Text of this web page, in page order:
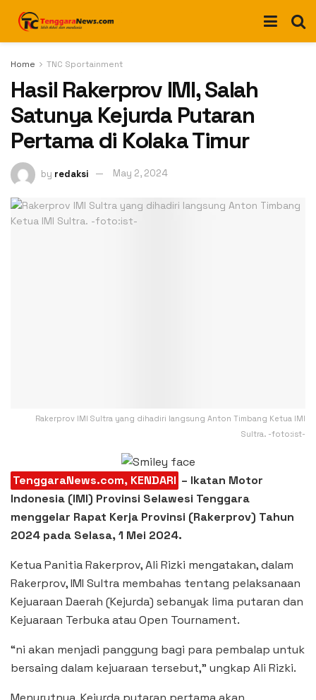
Home TNC Sportainment
Hasil Rakerprov IMI, Salah
Satunya Kejurda Putaran
Pertama di Kolaka Timur
by redaksi May 2, 2024
Rakerprov IMI Sultra yang dihadiri langsung Anton Timbang Ketua IMI
Sultra. -foto:ist-
TenggaraNews.com, KENDARI – Ikatan Motor
Indonesia (IMI) Provinsi Selawesi Tenggara
menggelar Rapat Kerja Provinsi (Rakerprov) Tahun
2024 pada Selasa, 1 Mei 2024.
Ketua Panitia Rakerprov, Ali Rizki mengatakan, dalam
Rakerprov, IMI Sultra membahas tentang pelaksanaan
Kejuaraan Daerah (Kejurda) sebanyak lima putaran dan
Kejuaraan Terbuka atau Open Tournament.
“ni akan menjadi panggung bagi para pembalap untuk
bersaing dalam kejuaraan tersebut,” ungkap Ali Rizki.